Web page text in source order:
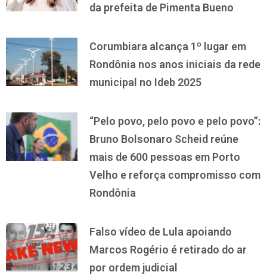
da prefeita de Pimenta Bueno
Corumbiara alcança 1º lugar em
Rondônia nos anos iniciais da rede
municipal no Ideb 2025
“Pelo povo, pelo povo e pelo povo”:
Bruno Bolsonaro Scheid reúne
mais de 600 pessoas em Porto
Velho e reforça compromisso com
Rondônia
Falso vídeo de Lula apoiando
Marcos Rogério é retirado do ar
por ordem judicial